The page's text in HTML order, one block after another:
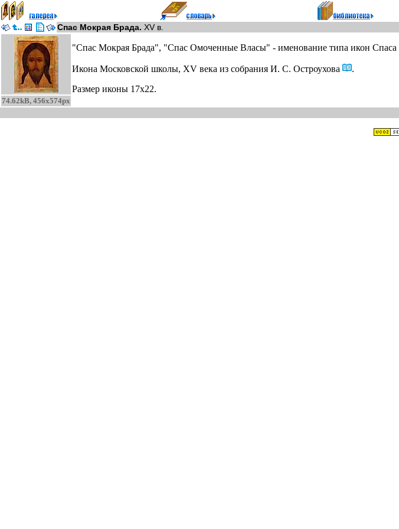
Спас Мокрая Брада. XV в.
74.62kB, 456x574px
"Спас Мокрая Брада", "Спас Омоченные Власы" - именование типа икон
Икона Московской школы, XV века из собрания И. С. Остроухова
.
Размер иконы 17x22.